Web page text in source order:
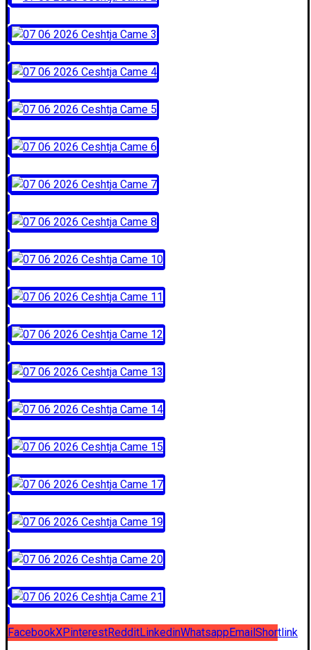
FacebookXPinterestRedditLinkedinWhatsappEmailShortlink